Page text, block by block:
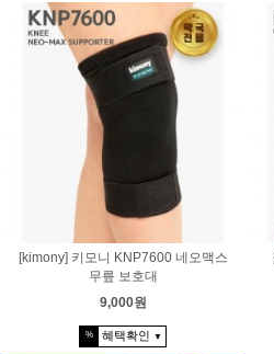
[kimony] 키모니 KNP7600 네오맥스
무릎 보호대
9,000원
% 혜택확인 ▼